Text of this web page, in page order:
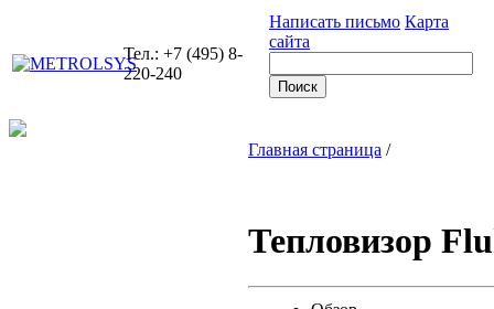
Тел.: +7 (495) 8-
220-240
Написать письмо Карта
сайта
Главная страница /
Тепловизор